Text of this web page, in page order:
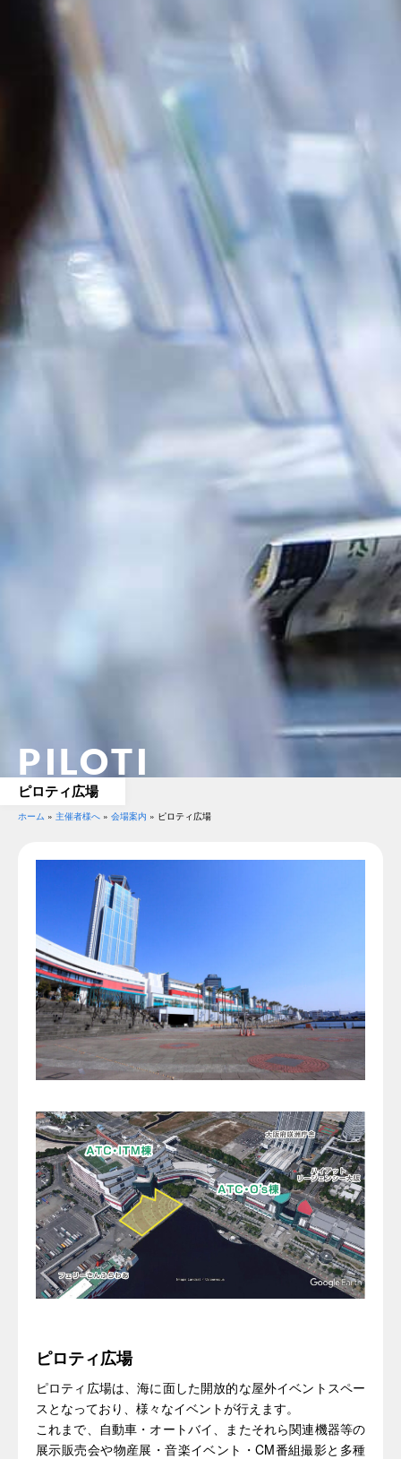
PILOTI
ピロティ広場
ホーム » 主催者様へ » 会場案内 » ピロティ広場
ピロティ広場
ピロティ広場は、海に面した開放的な屋外イベントスペー
スとなっており、様々なイベントが行えます。
これまで、自動車・オートバイ、またそれら関連機器等の
展示販売会や物産展・音楽イベント・CM番組撮影と多種